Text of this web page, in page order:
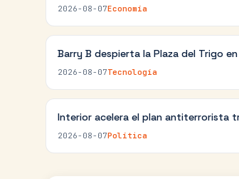
2026-08-07Economía
Barry B despierta la Plaza del Trigo
2026-08-07Tecnología
Interior acelera el plan antiterrorista
2026-08-07Política